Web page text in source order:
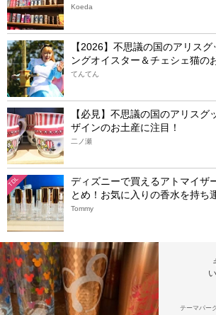
Koeda
【2026】不思議の国のアリス
ングオイスター＆チェシェ猫の
てんてん
【必見】不思議の国のアリス
ザインのお土産に注目！
二ノ瀬
TDL
ディズニーで買えるアトマイザ
とめ！お気に入りの香水を持ち
Tommy
テーマパー